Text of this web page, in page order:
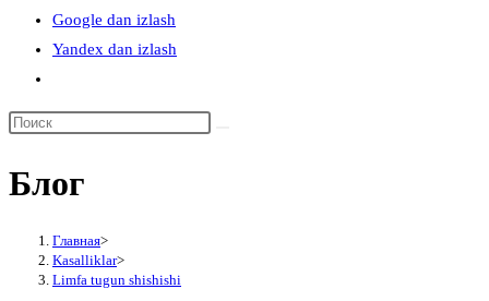
Google dan izlash
Yandex dan izlash
по
сайту
Поиск
сайте
Блог
Главная>
Kasalliklar>
Limfa tugun shishishi